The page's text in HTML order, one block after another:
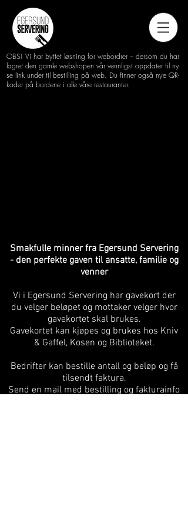
OBS! Vi har byttet løsning for webordrer – dersom du har
lagret den gamle webshopen vår vennligst oppdater til ny
se link under til bestilling på web. Du finner også nye QR-
koder på bordene i alle våre restauranter.
Smakfulle minner fra Egersund Servering
- den perfekte gaven til ansatte, familie og
venner
Vi i Egersund Servering har gavekort der
du velger beløpet og mottaker velger hvor
gavekortet skal brukes.
Gavekortet kan kjøpes og brukes hos Kniv
& Gaffel, Kosen og Biblioteket.
Bedrifter kan bestille antall og beløp og få
tilsendt faktura.
Send en mail med bestilling og fakturainfo